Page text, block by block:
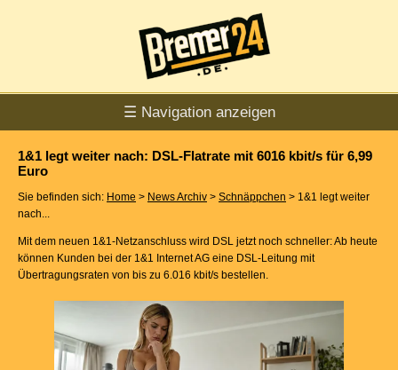
☰ Navigation anzeigen
1&1 legt weiter nach: DSL-Flatrate mit 6016 kbit/s für 6,99
Euro
Sie befinden sich: Home > News Archiv > Schnäppchen > 1&1 legt weiter
nach...
Mit dem neuen 1&1-Netzanschluss wird DSL jetzt noch schneller: Ab heute
können Kunden bei der 1&1 Internet AG eine DSL-Leitung mit
Übertragungsraten von bis zu 6.016 kbit/s bestellen.